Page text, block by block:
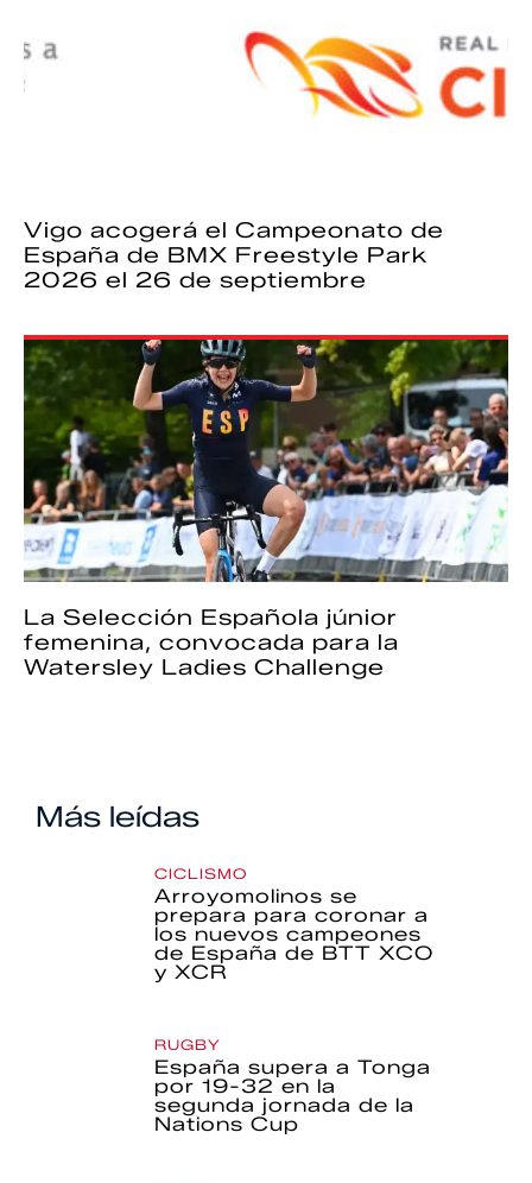
Vigo acogerá el Campeonato de
España de BMX Freestyle Park
2026 el 26 de septiembre
La Selección Española júnior
femenina, convocada para la
Watersley Ladies Challenge
Más leídas
CICLISMO
Arroyomolinos se
prepara para coronar a
los nuevos campeones
de España de BTT XCO
y XCR
RUGBY
España supera a Tonga
por 19-32 en la
segunda jornada de la
Nations Cup